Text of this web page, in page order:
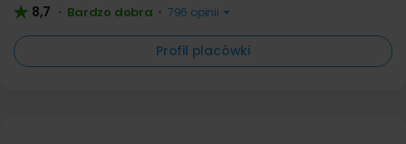
8,7 • Bardzo dobra • 796 opinii
Profil placówki